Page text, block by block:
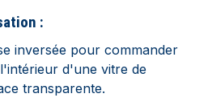
:
inversée pour commander
d'une vitre de
transparente.